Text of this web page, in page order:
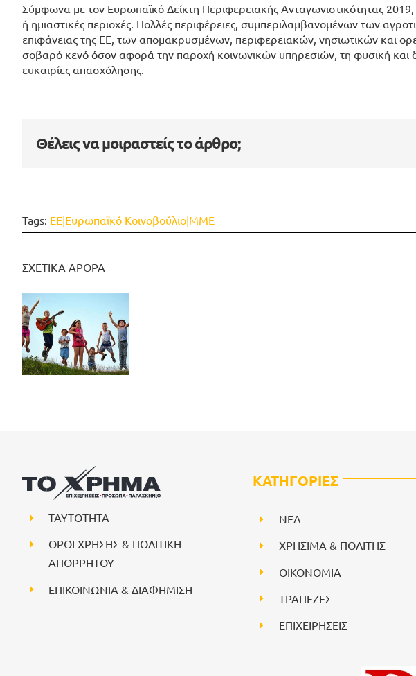
Σύμφωνα με τον Ευρωπαϊκό Δείκτη Περιφερειακής Ανταγωνιστικότητας
ή ημιαστικές περιοχές. Πολλές περιφέρειες, συμπεριλαμβανομένων των
επιφάνειας της ΕΕ, των απομακρυσμένων, περιφερειακών, νησιωτικών και
σοβαρό κενό όσον αφορά την παροχή κοινωνικών υπηρεσιών, τη φυσική και
ευκαιρίες απασχόλησης.
Θέλεις να μοιραστείς το άρθρο;
Tags: ΕΕ|Ευρωπαϊκό Κοινοβούλιο|ΜΜΕ
ΣΧΕΤΙΚΑ ΑΡΘΡΑ
ΤΑΥΤΟΤΗΤΑ
ΟΡΟΙ ΧΡΗΣΗΣ & ΠΟΛΙΤΙΚΗ
ΑΠΟΡΡΗΤΟΥ
ΕΠΙΚΟΙΝΩΝΙΑ & ΔΙΑΦΗΜΙΣΗ
ΚΑΤΗΓΟΡΙΕΣ
NEA
ΧΡΗΣΙΜΑ & ΠΟΛΙΤΗΣ
ΟΙΚΟΝΟΜΙΑ
ΤΡΑΠΕΖΕΣ
ΕΠΙΧΕΙΡΗΣΕΙΣ